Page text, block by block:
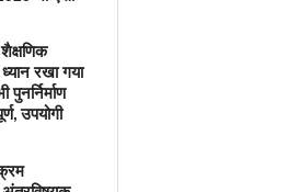
रखा गया
,उपयोगी